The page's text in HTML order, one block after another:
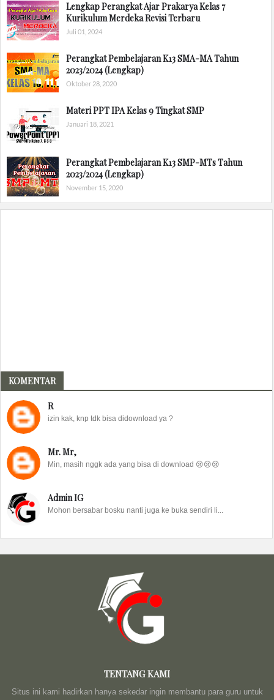
Lengkap Perangkat Ajar Prakarya Kelas 7
Kurikulum Merdeka Revisi Terbaru
Juli 01, 2024
Perangkat Pembelajaran K13 SMA-MA Tahun
2023/2024 (Lengkap)
Oktober 28, 2020
Materi PPT IPA Kelas 9 Tingkat SMP
Januari 18, 2021
Perangkat Pembelajaran K13 SMP-MTs Tahun
2023/2024 (Lengkap)
November 15, 2020
KOMENTAR
R
izin kak, knp tdk bisa didownload ya ?
Mr. Mr,
Min, masih nggk ada yang bisa di download 😢😢😢
Admin IG
Mohon bersabar bosku nanti juga ke buka sendiri li...
TENTANG KAMI
Situs ini kami hadirkan hanya sekedar ingin membantu para guru untuk